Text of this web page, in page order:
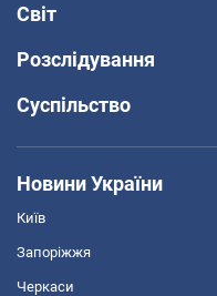
Світ
Розслідування
Суспільство
Новини України
Київ
Запоріжжя
Черкаси